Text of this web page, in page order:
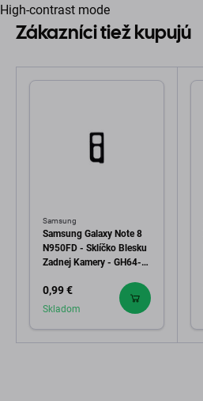
High-contrast mode
Zákazníci tiež kupujú
Samsung
Samsung Galaxy Note 8
N950FD - Sklíčko Blesku
Zadnej Kamery - GH64-
Pack
0,99 €
Skladom